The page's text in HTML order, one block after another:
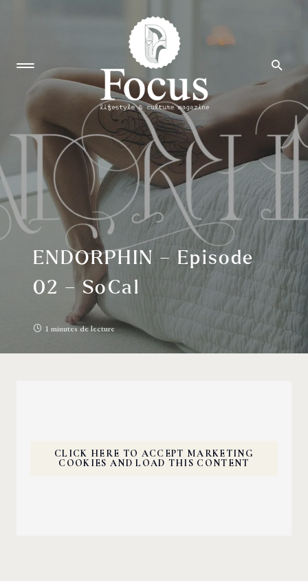
ENDORPHIN – Episode
02 – SoCal
1 minutes de lecture
CLICK HERE TO ACCEPT MARKETING
COOKIES AND LOAD THIS CONTENT